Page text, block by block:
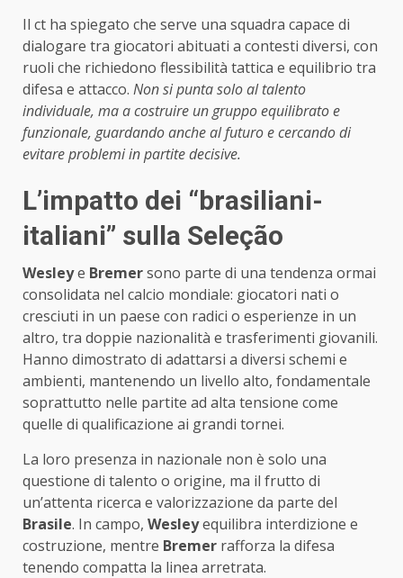
Il ct ha spiegato che serve una squadra capace di
dialogare tra giocatori abituati a contesti diversi, con
ruoli che richiedono flessibilità tattica e equilibrio tra
difesa e attacco. Non si punta solo al talento
individuale, ma a costruire un gruppo equilibrato e
funzionale, guardando anche al futuro e cercando di
evitare problemi in partite decisive.
L’impatto dei “brasiliani-
italiani” sulla Seleção
Wesleye Bremersono parte di una tendenza ormai
consolidata nel calcio mondiale: giocatori nati o
cresciuti in un paese con radici o esperienze in un
altro, tra doppie nazionalità e trasferimenti giovanili.
Hanno dimostrato di adattarsi a diversi schemi e
ambienti, mantenendo un livello alto, fondamentale
soprattutto nelle partite ad alta tensione come
quelle di qualificazione ai grandi tornei.
La loro presenza in nazionale non è solo una
questione di talento o origine, ma il frutto di
un’attenta ricerca e valorizzazione da parte del
Brasile. In campo, Wesleyequilibra interdizione e
costruzione, mentre Bremer rafforza la difesa
tenendo compatta la linea arretrata.